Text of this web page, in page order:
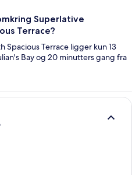
Superlative
Terrace?
Spacious Terrace ligger kun 13
Bay og 20 minutters gang fra